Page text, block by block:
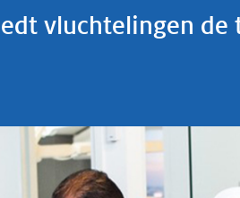
vluchtelingen